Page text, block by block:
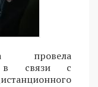
провела
в связи с